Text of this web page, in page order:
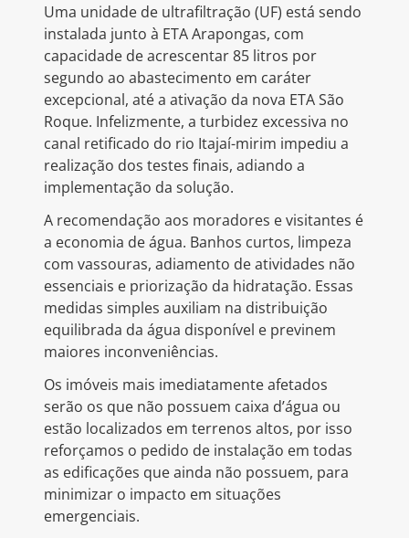
Uma unidade de ultrafiltração (UF) está sendo
instalada junto à ETA Arapongas, com
capacidade de acrescentar 85 litros por
segundo ao abastecimento em caráter
excepcional, até a ativação da nova ETA São
Roque. Infelizmente, a turbidez excessiva no
canal retificado do rio Itajaí-mirim impediu a
realização dos testes finais, adiando a
implementação da solução.
A recomendação aos moradores e visitantes é
a economia de água. Banhos curtos, limpeza
com vassouras, adiamento de atividades não
essenciais e priorização da hidratação. Essas
medidas simples auxiliam na distribuição
equilibrada da água disponível e previnem
maiores inconveniências.
Os imóveis mais imediatamente afetados
serão os que não possuem caixa d’água ou
estão localizados em terrenos altos, por isso
reforçamos o pedido de instalação em todas
as edificações que ainda não possuem, para
minimizar o impacto em situações
emergenciais.